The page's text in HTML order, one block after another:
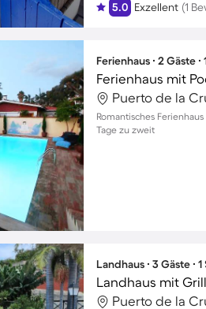
5.0 Exzellent (1
Ferienhaus ∙ 2 Gäste
Puerto de la
Romantisches
Tage zu zweit
Landhaus ∙ 3 Gäste ∙
Puerto de la